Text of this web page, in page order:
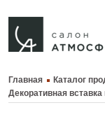
Главная Каталог
Декоративная вставка